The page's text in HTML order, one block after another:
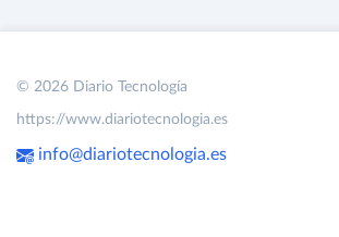
© 2026 Diario Tecnología
https://www.diariotecnologia.es
info@diariotecnologia.es